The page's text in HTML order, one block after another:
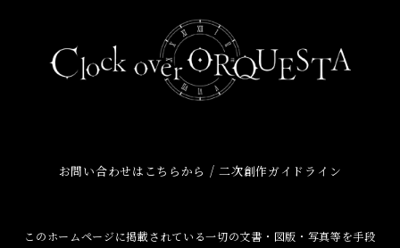
お問い合わせはこちらから /二次創作ガイドライン
このホームページに掲載されている一切の文書・図版・写真等を手段